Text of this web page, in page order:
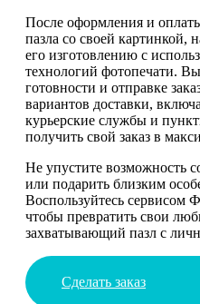
После оформления и
пазла со своей картинкой,
его изготовлению с
технологий фотопечати.
готовности и отправке
вариантов доставки,
курьерские службы и
получить свой заказ в
Не упустите возможность
или подарить близким
Воспользуйтесь сервисом
чтобы превратить свои
захватывающий пазл с
Сделать заказ